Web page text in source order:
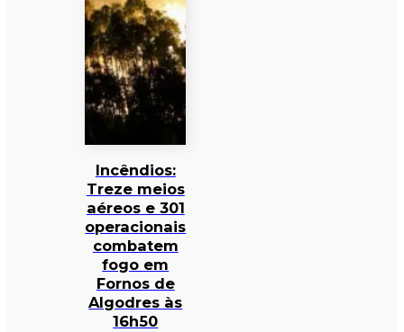
Incêndios:
Treze meios
aéreos e 301
operacionais
combatem
fogo em
Fornos de
Algodres às
16h50